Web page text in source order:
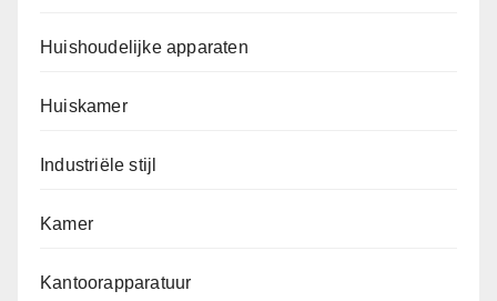
Huishoudelijke apparaten
Huiskamer
Industriële stijl
Kamer
Kantoorapparatuur